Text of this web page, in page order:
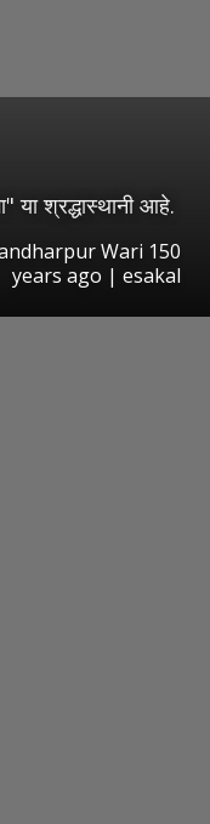
या श्रद्धास्थानी आहे.
Wari 150
years ago | esakal